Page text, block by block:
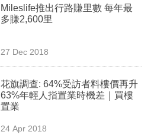
Mileslife推出行路賺里數 每年最
多賺2,600里
27 Dec 2018
花旗調查: 64%受訪者料樓價再升
63%年輕人指置業時機差｜買樓
置業
24 Apr 2018